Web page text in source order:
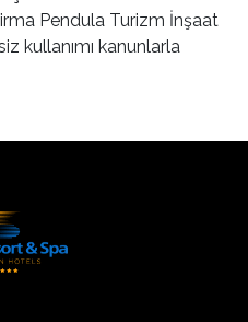
Pendula Turizm İnşaat
kullanımı kanunlarla